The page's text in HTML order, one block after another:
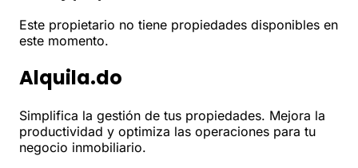
Este propietario no tiene propiedades disponibles en
este momento.
Alquila.do
Simplifica la gestión de tus propiedades. Mejora la
productividad y optimiza las operaciones para tu
negocio inmobiliario.